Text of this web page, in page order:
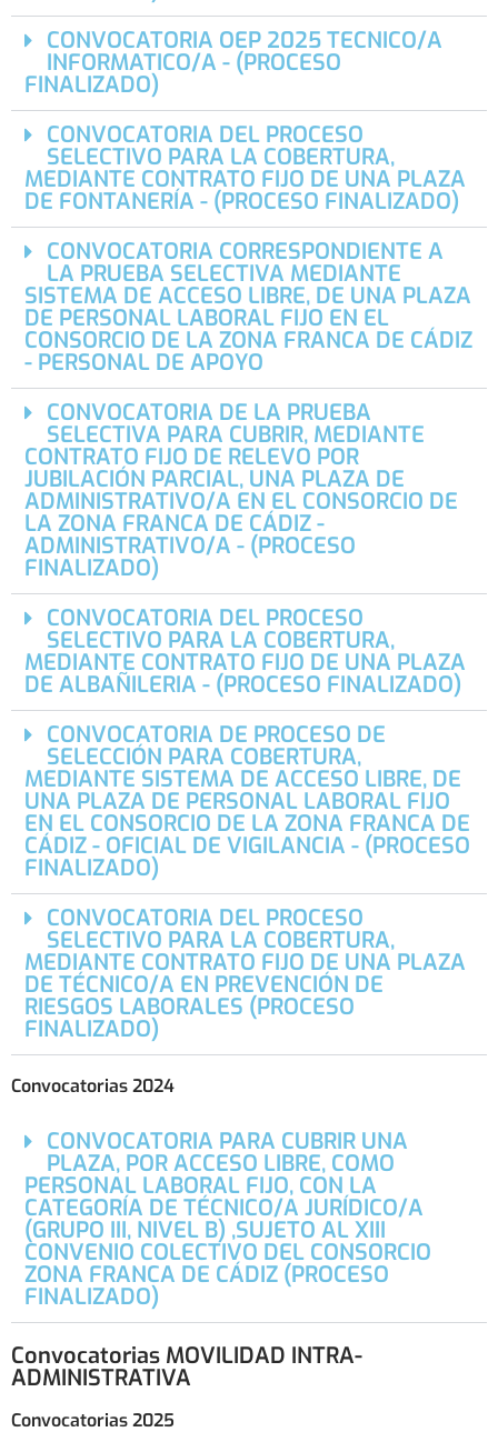
CONVOCATORIA OEP 2025 TECNICO/A
INFORMATICO/A - (PROCESO
FINALIZADO)
CONVOCATORIA DEL PROCESO
SELECTIVO PARA LA COBERTURA,
MEDIANTE CONTRATO FIJO DE UNA PLAZA
DE FONTANERÍA - (PROCESO FINALIZADO)
CONVOCATORIA CORRESPONDIENTE A
LA PRUEBA SELECTIVA MEDIANTE
SISTEMA DE ACCESO LIBRE, DE UNA PLAZA
DE PERSONAL LABORAL FIJO EN EL
CONSORCIO DE LA ZONA FRANCA DE CÁDIZ
- PERSONAL DE APOYO
CONVOCATORIA DE LA PRUEBA
SELECTIVA PARA CUBRIR, MEDIANTE
CONTRATO FIJO DE RELEVO POR
JUBILACIÓN PARCIAL, UNA PLAZA DE
ADMINISTRATIVO/A EN EL CONSORCIO DE
LA ZONA FRANCA DE CÁDIZ -
ADMINISTRATIVO/A - (PROCESO
FINALIZADO)
CONVOCATORIA DEL PROCESO
SELECTIVO PARA LA COBERTURA,
MEDIANTE CONTRATO FIJO DE UNA PLAZA
DE ALBAÑILERIA - (PROCESO FINALIZADO)
CONVOCATORIA DE PROCESO DE
SELECCIÓN PARA COBERTURA,
MEDIANTE SISTEMA DE ACCESO LIBRE, DE
UNA PLAZA DE PERSONAL LABORAL FIJO
EN EL CONSORCIO DE LA ZONA FRANCA DE
CÁDIZ - OFICIAL DE VIGILANCIA - (PROCESO
FINALIZADO)
CONVOCATORIA DEL PROCESO
SELECTIVO PARA LA COBERTURA,
MEDIANTE CONTRATO FIJO DE UNA PLAZA
DE TÉCNICO/A EN PREVENCIÓN DE
RIESGOS LABORALES (PROCESO
FINALIZADO)
Convocatorias 2024
CONVOCATORIA PARA CUBRIR UNA
PLAZA, POR ACCESO LIBRE, COMO
PERSONAL LABORAL FIJO, CON LA
CATEGORÍA DE TÉCNICO/A JURÍDICO/A
(GRUPO III, NIVEL B) ,SUJETO AL XIII
CONVENIO COLECTIVO DEL CONSORCIO
ZONA FRANCA DE CÁDIZ (PROCESO
FINALIZADO)
Convocatorias MOVILIDAD INTRA-
ADMINISTRATIVA
Convocatorias 2025